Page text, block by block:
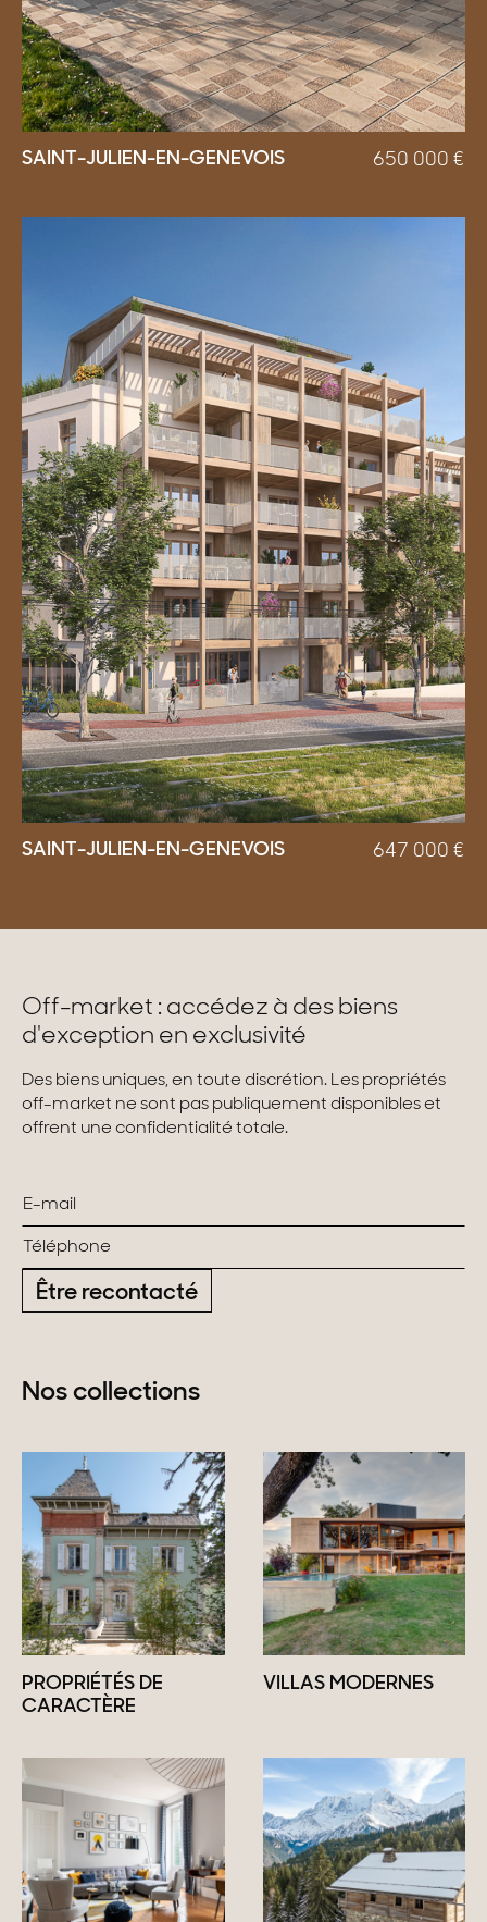
SAINT-JULIEN-EN-GENEVOIS 650 000 €
SAINT-JULIEN-EN-GENEVOIS 647 000 €
Off-market : accédez à des biens
d'exception en exclusivité
Des biens uniques, en toute discrétion. Les propriétés
off-market ne sont pas publiquement disponibles et
offrent une confidentialité totale.
Être recontacté
Nos collections
PROPRIÉTÉS DE
CARACTÈRE
VILLAS MODERNES